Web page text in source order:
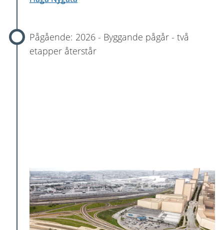
2026 - Byggande pågår - två
etapper återstår